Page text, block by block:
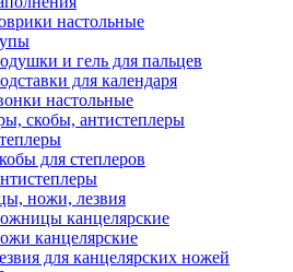
настольные
и гель для пальцев
для календаря
настольные
скобы, антистеплеры
для степлеров
ножи, лезвия
канцелярские
канцелярские
для канцелярских ножей